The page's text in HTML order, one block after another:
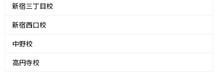
新宿三丁目校
新宿西口校
中野校
高円寺校